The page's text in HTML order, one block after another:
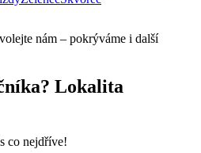
nám – pokrýváme i další
Lokalita
co nejdříve!